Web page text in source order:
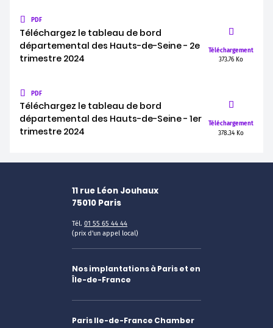
PDF
Téléchargez le tableau de bord
départemental des Hauts-de-Seine - 2e
trimestre 2024
Téléchargement
373.76 Ko
PDF
Téléchargez le tableau de bord
départemental des Hauts-de-Seine - 1er
trimestre 2024
Téléchargement
378.34 Ko
11 rue Léon Jouhaux
75010 Paris
Tél. 01 55 65 44 44
(prix d'un appel local)
Nos implantations à Paris et en
Île-de-France
Paris Ile-de-France Chamber